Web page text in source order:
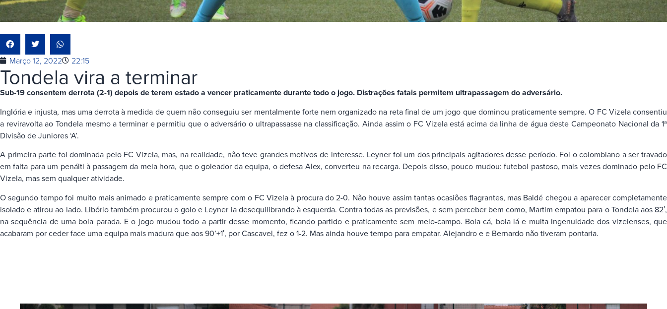
Março 12, 2022 22:15
Tondela vira a terminar
Sub-19 consentem derrota (2-1) depois de terem estado a vencer praticamente durante todo o jogo. Distrações fatais permitem ultrapassagem do adversário.
Inglória e injusta, mas uma derrota à medida de quem não conseguiu ser mentalmente forte nem organizado na reta final de um jogo que dominou praticamente sempre. O FC Vizela consentiu
a reviravolta ao Tondela mesmo a terminar e permitiu que o adversário o ultrapassasse na classificação. Ainda assim o FC Vizela está acima da linha de água deste Campeonato Nacional da 1ª
Divisão de Juniores ‘A’.
A primeira parte foi dominada pelo FC Vizela, mas, na realidade, não teve grandes motivos de interesse. Leyner foi um dos principais agitadores desse período. Foi o colombiano a ser travado
em falta para um penálti à passagem da meia hora, que o goleador da equipa, o defesa Alex, converteu na recarga. Depois disso, pouco mudou: futebol pastoso, mais vezes dominado pelo FC
Vizela, mas sem qualquer atividade.
O segundo tempo foi muito mais animado e praticamente sempre com o FC Vizela à procura do 2-0. Não houve assim tantas ocasiões flagrantes, mas Baldé chegou a aparecer completamente
isolado e atirou ao lado. Libório também procurou o golo e Leyner ia desequilibrando à esquerda. Contra todas as previsões, e sem perceber bem como, Martim empatou para o Tondela aos 82′,
na sequência de uma bola parada. E o jogo mudou todo a partir desse momento, ficando partido e praticamente sem meio-campo. Bola cá, bola lá e muita ingenuidade dos vizelenses, que
acabaram por ceder face uma equipa mais madura que aos 90’+1′, por Cascavel, fez o 1-2. Mas ainda houve tempo para empatar. Alejandro e e Bernardo não tiveram pontaria.